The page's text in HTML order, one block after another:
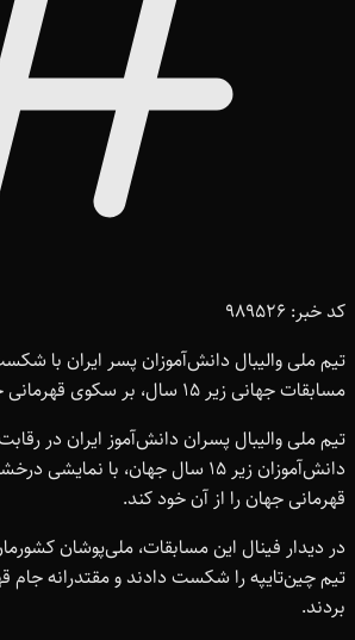
کد خبر: 989526
تیم ملی والیبال دانش‌آموزان پسر ایران با
مسابقات جهانی زیر 15 سال، بر سکوی قهرمانی جهان ایستاد.
تیم ملی والیبال پسران دانش‌آموز ایران در
دانش‌آموزان زیر 15 سال جهان، با
قهرمانی جهان را از آن خود کند.
در دیدار فینال این مسابقات، ملی‌پوشان
تیم چین‌تایپه را شکست دادند و مقتدرانه جام
بردند.